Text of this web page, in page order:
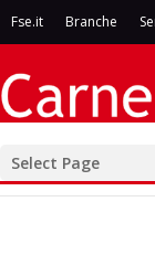
Fse.it Branche
Select Page